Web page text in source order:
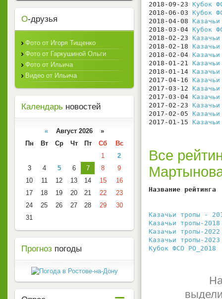
2018-09-23 Кубок
2018-06-03 Кубок
2018-04-08
2018-03-04 Кубок
2018-02-23
2018-02-18
2018-02-04
2018-01-21
2018-01-14
2017-04-16
2017-03-12
2017-03-04
2017-02-23
2017-02-05
2017-01-15
Все
Название
Казачьи тропы -
Казачьи тропы-2018
Казачьи тропы-2022
Казачьи тропы-2023
Кубок ФСО РО_2018
О-друзья
Фото от Игоря Тищенко
Фото от Гаркушиной Ольги
Фото от Ильича
Видео от Ильича
Календарь новостей
« Август 2026 »
Пн
Вт Ср Чт Пт Сб
Вс
1
2
3
4 5 6 7 8
9
10
11 12 13 14 15
16
17
18 19 20 21 22
23
24
25 26 27 28 29
30
31
Прогноз погоды